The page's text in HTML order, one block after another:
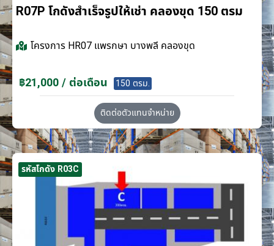
R07P โกดังสำเร็จรูปให้เช่า คลองขุด 150 ตรม
โครงการ HR07 แพรกษา บางพลี คลองขุด
฿21,000 / ต่อเดือน 150 ตรม.
ติดต่อตัวแทนจำหน่าย
รหัสโกดัง R03C